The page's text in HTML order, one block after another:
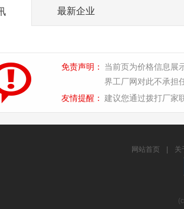
最新企业
免责声明：
当前页为价格信息展
界工厂网对此不承担
友情提醒： 建议您通过拨打厂家
网站首页 关